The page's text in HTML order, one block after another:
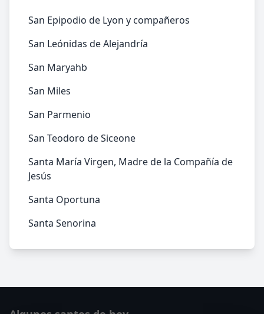
San Epipodio de Lyon y compañeros
San Leónidas de Alejandría
San Maryahb
San Miles
San Parmenio
San Teodoro de Siceone
Santa María Virgen, Madre de la Compañía de
Jesús
Santa Oportuna
Santa Senorina